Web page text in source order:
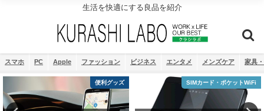
生活を快適にする良品を紹介
スマホ PC Apple ファッション ビジネス エンタメ メンズケア 家具
SIMカード・ポケットWiFi ビジネスアイテム